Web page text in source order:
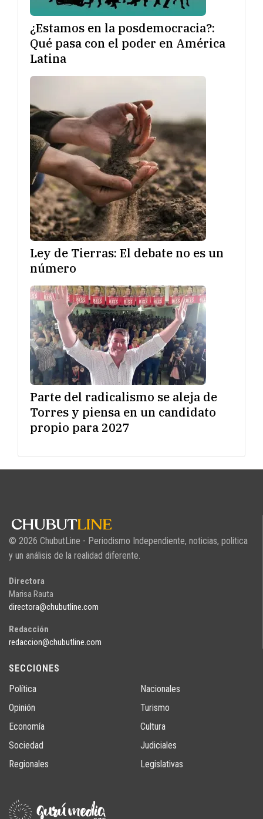
¿Estamos en la posdemocracia?:
Qué pasa con el poder en América
Latina
Ley de Tierras: El debate no es un
número
Parte del radicalismo se aleja de
Torres y piensa en un candidato
propio para 2027
© 2026 ChubutLine - Periodismo Independiente, noticias, politica
y un análisis de la realidad diferente.
Directora
Marisa Rauta
directora@chubutline.com
Redacción
redaccion@chubutline.com
SECCIONES
Política
Opinión
Economía
Sociedad
Regionales
Nacionales
Turismo
Cultura
Judiciales
Legislativas